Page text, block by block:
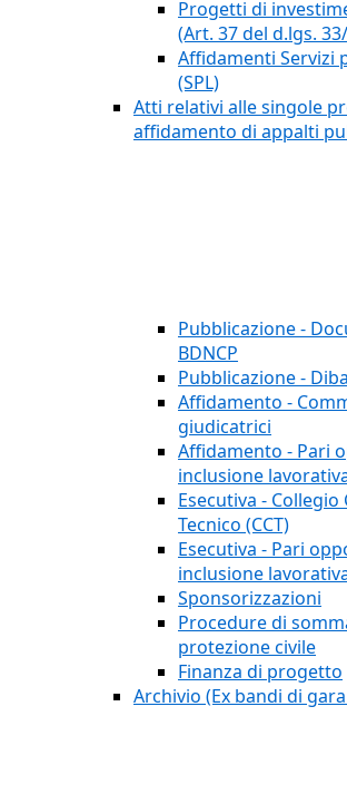
Progetti di
(Art. 37 del d.lgs.
Affidamenti Servizi
(SPL)
Atti relativi alle singole
affidamento di appalti
Pubblicazione -
BDNCP
Pubblicazione -
Affidamento -
giudicatrici
Affidamento - Pari
inclusione
Esecutiva - Collegio
Tecnico (CCT)
Esecutiva - Pari
inclusione
Sponsorizzazioni
Procedure di
protezione civile
Finanza di progetto
Archivio (Ex bandi di